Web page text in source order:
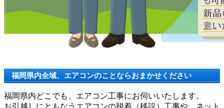
福岡県内全域、エアコンのことならおまかせください
福岡県内どこでも、エアコン工事にお伺いいたします。
お引越しにともなうエアコンの脱着（移設）工事や、ネット